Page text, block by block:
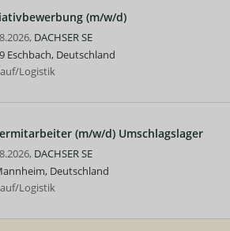
(m/w/d)
DACHSER SE
Eschbach, Deutschland
Logistik
(m/w/d) Umschlagslager
DACHSER SE
Deutschland
Logistik